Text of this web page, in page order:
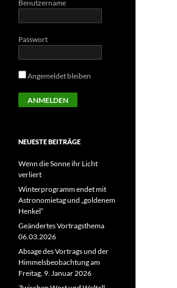
Benutzername
Passwort
Angemeldet bleiben
NEUESTE BEITRÄGE
Wenn die Sonne ihr Licht
verliert
Winterprogramm endet mit
Astronomietag und „goldenem
Henkel“
Geändertes Vortragsthema
06.03.2026
Absage des Vortrags und der
Himmelsbeobachtung am
Freitag, 9. Januar 2026